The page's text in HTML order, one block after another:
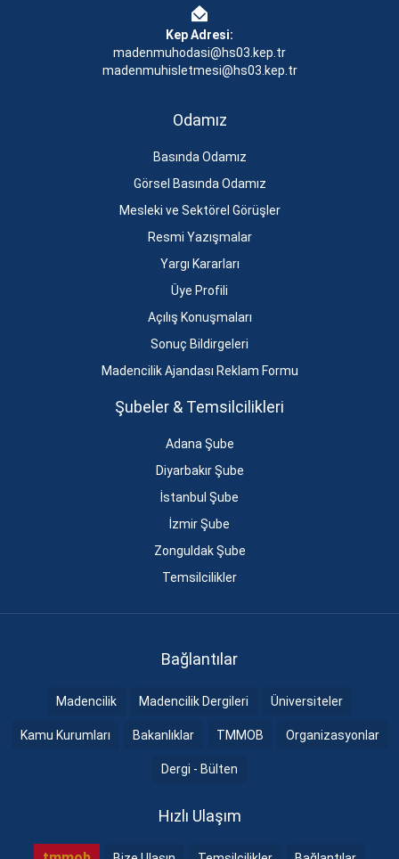
Kep Adresi:
madenmuhodasi@hs03.kep.tr
madenmuhisletmesi@hs03.kep.tr
Odamız
Basında Odamız
Görsel Basında Odamız
Mesleki ve Sektörel Görüşler
Resmi Yazışmalar
Yargı Kararları
Üye Profili
Açılış Konuşmaları
Sonuç Bildirgeleri
Madencilik Ajandası Reklam Formu
Şubeler & Temsilcilikleri
Adana Şube
Diyarbakır Şube
İstanbul Şube
İzmir Şube
Zonguldak Şube
Temsilcilikler
Bağlantılar
Madencilik Madencilik Dergileri Üniversiteler
Kamu Kurumları Bakanlıklar TMMOB Organizasyonlar
Dergi - Bülten
Hızlı Ulaşım